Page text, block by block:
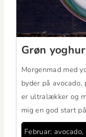
Grøn
Mor­gen­mad med
byder på
er ultra­lækker og
mig en god start
Feb­ru­ar: